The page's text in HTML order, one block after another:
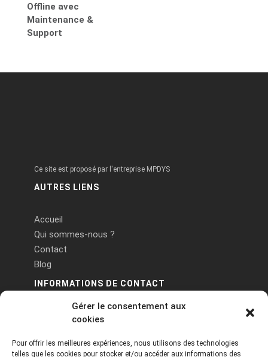
Gérer le consentement aux
cookies
Pour offrir les meilleures expériences, nous utilisons des technologies
telles que les cookies pour stocker et/ou accéder aux informations des
Offline avec
Maintenance &
Support
Ce site est proposé par l'entreprise MPDYS
AUTRES LIENS
Accueil
Qui sommes-nous ?
Contact
Blog
INFORMATIONS DE CONTACT
PA Keneach Ouest - 5 rue de Belle-Île - 56400
contact@logiciels-etiquettes.com